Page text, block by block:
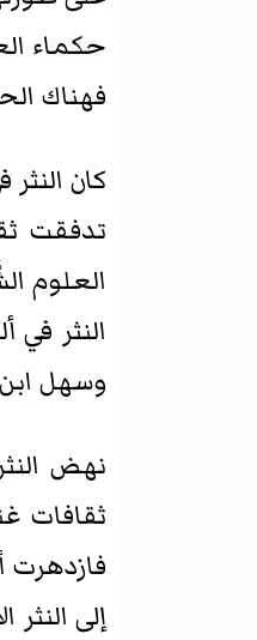
حكماء
فهناك
كان
تدفقت
العلوم
النثر
وسهل
نهض
ثقافات
فازدهرت
إلى